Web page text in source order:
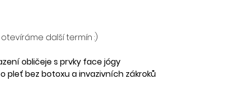
otevíráme další termín :)
obličeje s prvky face jógy
pleť bez botoxu a invazivních zákroků